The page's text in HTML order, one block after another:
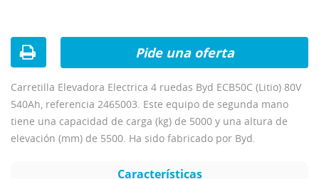
Carretilla Elevadora Electrica 4 ruedas Byd ECB50C (Litio) 80V
540Ah, referencia 2465003. Este equipo de segunda mano
tiene una capacidad de carga (kg) de 5000 y una altura de
elevación (mm) de 5500. Ha sido fabricado por Byd.
Pide una oferta
Características